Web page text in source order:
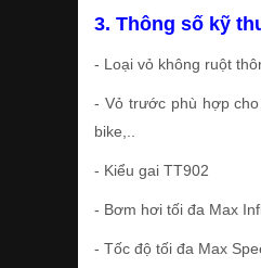
3. Thông số kỹ
- Loại vỏ không ruột
- Vỏ trước phù hợp
bike,..
- Kiểu gai TT902
- Bơm hơi tối đa Max
- Tốc độ tối đa Max